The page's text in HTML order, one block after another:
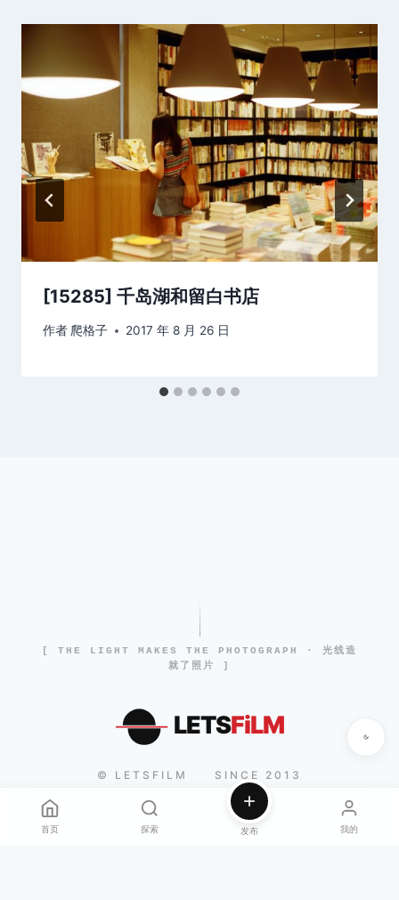
[15285] 千岛湖和留白书店
作者 爬格子 2017 年 8 月 26 日
[ THE LIGHT MAKES THE PHOTOGRAPH · 光线造
就了照片 ]
LETSFiLM
© LETSFILM SINCE 2013
首页 探索 发布 我的